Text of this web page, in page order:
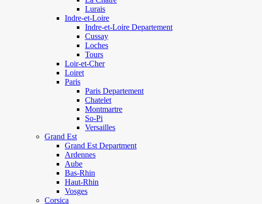
Lurais
Indre-et-Loire
Indre-et-Loire Departement
Cussay
Loches
Tours
Loir-et-Cher
Loiret
Paris
Paris Departement
Chatelet
Montmartre
So-Pi
Versailles
Grand Est
Grand Est Department
Ardennes
Aube
Bas-Rhin
Haut-Rhin
Vosges
Corsica